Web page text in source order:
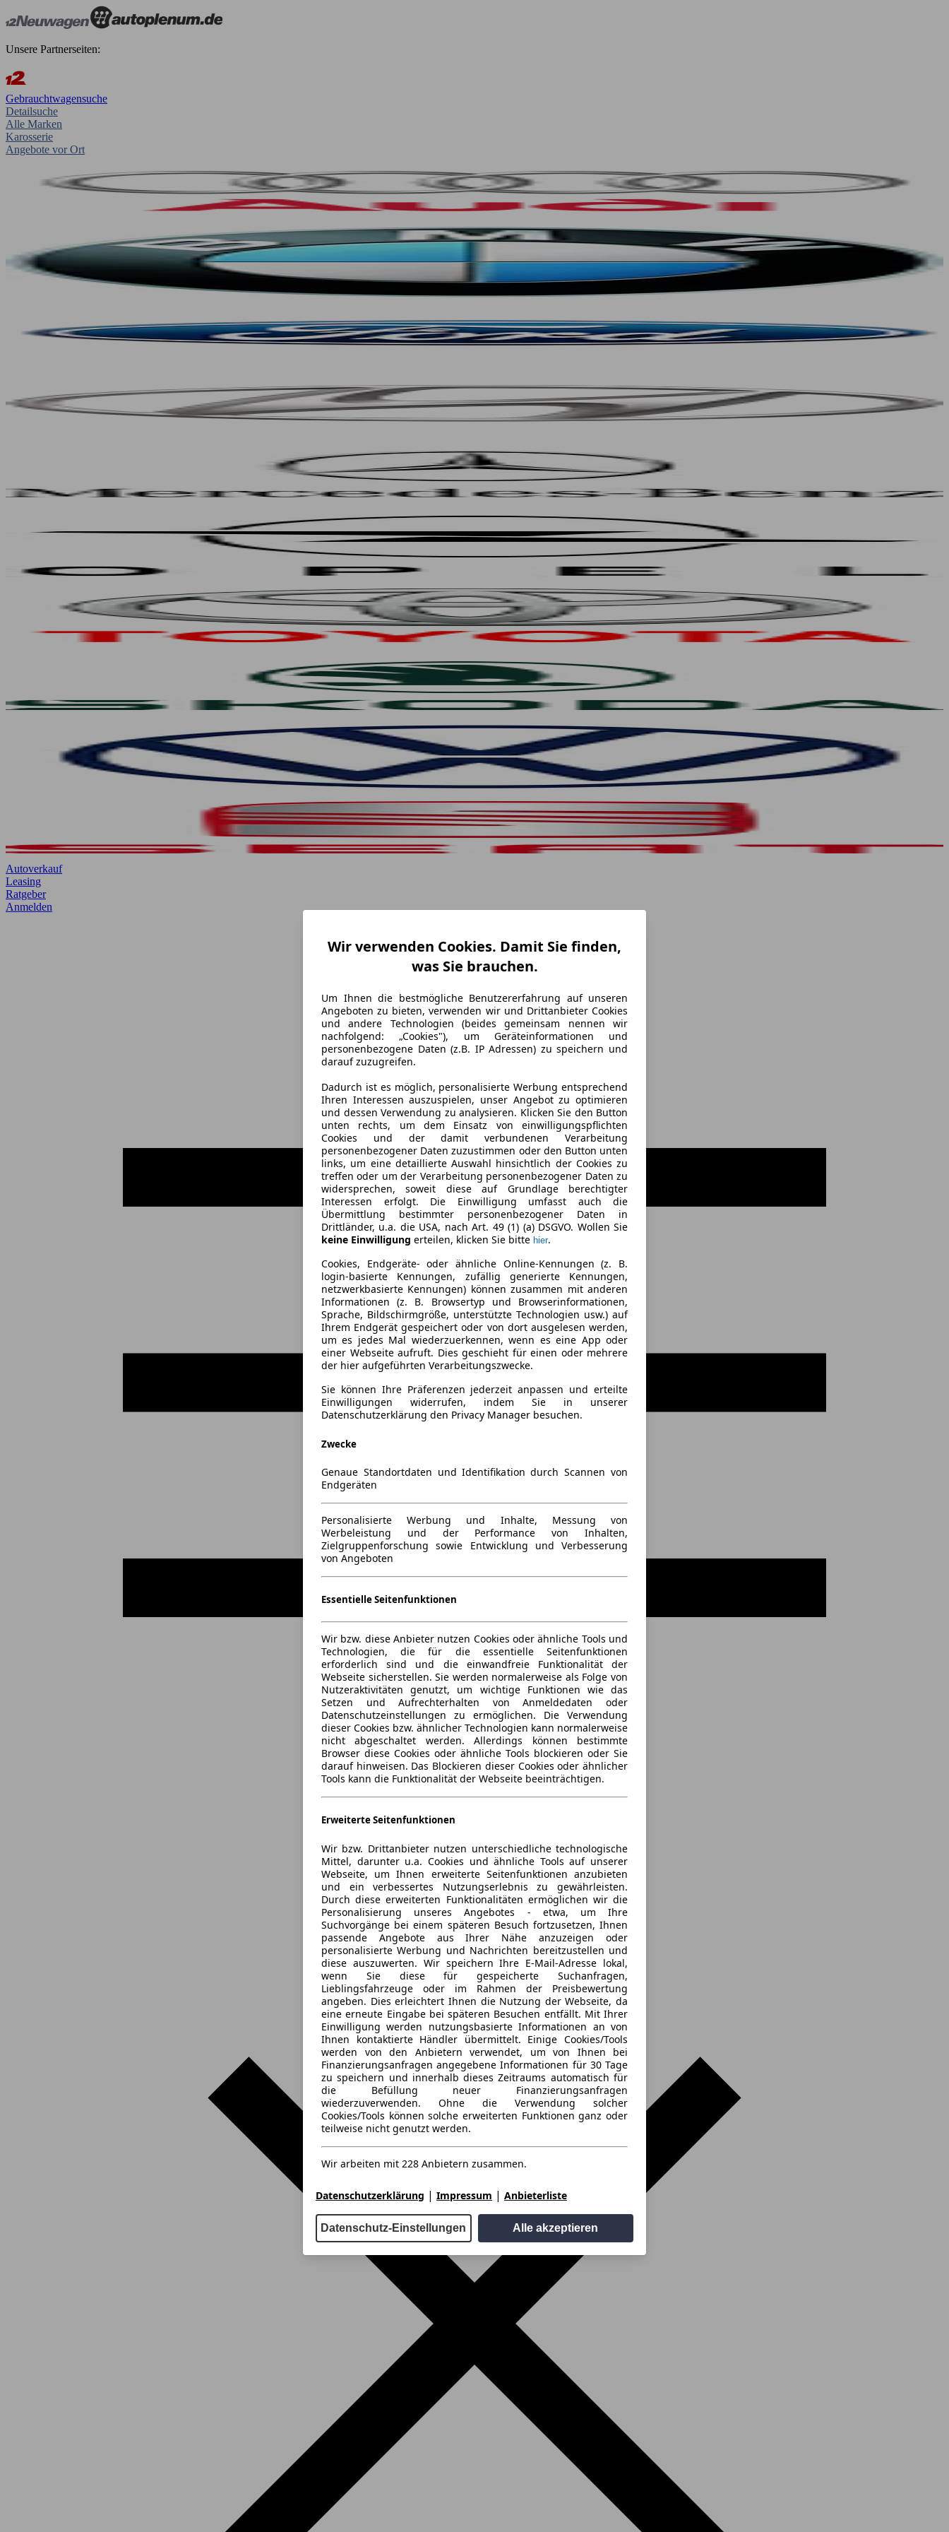
Unsere Partnerseiten:
Gebrauchtwagensuche
Detailsuche
Alle Marken
Karosserie
Angebote vor Ort
Autoverkauf
Leasing
Ratgeber
Anmelden
Wir verwenden Cookies. Damit Sie finden,
was Sie brauchen.
Um Ihnen die bestmögliche Benutzererfahrung auf unseren
Angeboten zu bieten, verwenden wir und Drittanbieter Cookies
und andere Technologien (beides gemeinsam nennen wir
nachfolgend: „Cookies"), um Geräteinformationen und
personenbezogene Daten (z.B. IP Adressen) zu speichern und
darauf zuzugreifen.
Dadurch ist es möglich, personalisierte Werbung entsprechend
Ihren Interessen auszuspielen, unser Angebot zu optimieren
und dessen Verwendung zu analysieren. Klicken Sie den Button
unten rechts, um dem Einsatz von einwilligungspflichten
Cookies und der damit verbundenen Verarbeitung
personenbezogener Daten zuzustimmen oder den Button unten
links, um eine detaillierte Auswahl hinsichtlich der Cookies zu
treffen oder um der Verarbeitung personenbezogener Daten zu
widersprechen, soweit diese auf Grundlage berechtigter
Interessen erfolgt. Die Einwilligung umfasst auch die
Übermittlung bestimmter personenbezogener Daten in
Drittländer, u.a. die USA, nach Art. 49 (1) (a) DSGVO. Wollen Sie
keine Einwilligung erteilen, klicken Sie bitte hier.
Cookies, Endgeräte- oder ähnliche Online-Kennungen (z. B.
login-basierte Kennungen, zufällig generierte Kennungen,
netzwerkbasierte Kennungen) können zusammen mit anderen
Informationen (z. B. Browsertyp und Browserinformationen,
Sprache, Bildschirmgröße, unterstützte Technologien usw.) auf
Ihrem Endgerät gespeichert oder von dort ausgelesen werden,
um es jedes Mal wiederzuerkennen, wenn es eine App oder
einer Webseite aufruft. Dies geschieht für einen oder mehrere
der hier aufgeführten Verarbeitungszwecke.
Sie können Ihre Präferenzen jederzeit anpassen und erteilte
Einwilligungen widerrufen, indem Sie in unserer
Datenschutzerklärung den Privacy Manager besuchen.
Zwecke
Genaue Standortdaten und Identifikation durch Scannen von
Endgeräten
Personalisierte Werbung und Inhalte, Messung von
Werbeleistung und der Performance von Inhalten,
Zielgruppenforschung sowie Entwicklung und Verbesserung
von Angeboten
Essentielle Seitenfunktionen
Wir bzw. diese Anbieter nutzen Cookies oder ähnliche Tools und
Technologien, die für die essentielle Seitenfunktionen
erforderlich sind und die einwandfreie Funktionalität der
Webseite sicherstellen. Sie werden normalerweise als Folge von
Nutzeraktivitäten genutzt, um wichtige Funktionen wie das
Setzen und Aufrechterhalten von Anmeldedaten oder
Datenschutzeinstellungen zu ermöglichen. Die Verwendung
dieser Cookies bzw. ähnlicher Technologien kann normalerweise
nicht abgeschaltet werden. Allerdings können bestimmte
Browser diese Cookies oder ähnliche Tools blockieren oder Sie
darauf hinweisen. Das Blockieren dieser Cookies oder ähnlicher
Tools kann die Funktionalität der Webseite beeinträchtigen.
Erweiterte Seitenfunktionen
Wir bzw. Drittanbieter nutzen unterschiedliche technologische
Mittel, darunter u.a. Cookies und ähnliche Tools auf unserer
Webseite, um Ihnen erweiterte Seitenfunktionen anzubieten
und ein verbessertes Nutzungserlebnis zu gewährleisten.
Durch diese erweiterten Funktionalitäten ermöglichen wir die
Personalisierung unseres Angebotes - etwa, um Ihre
Suchvorgänge bei einem späteren Besuch fortzusetzen, Ihnen
passende Angebote aus Ihrer Nähe anzuzeigen oder
personalisierte Werbung und Nachrichten bereitzustellen und
diese auszuwerten. Wir speichern Ihre E-Mail-Adresse lokal,
wenn Sie diese für gespeicherte Suchanfragen,
Lieblingsfahrzeuge oder im Rahmen der Preisbewertung
angeben. Dies erleichtert Ihnen die Nutzung der Webseite, da
eine erneute Eingabe bei späteren Besuchen entfällt. Mit Ihrer
Einwilligung werden nutzungsbasierte Informationen an von
Ihnen kontaktierte Händler übermittelt. Einige Cookies/Tools
werden von den Anbietern verwendet, um von Ihnen bei
Finanzierungsanfragen angegebene Informationen für 30 Tage
zu speichern und innerhalb dieses Zeitraums automatisch für
die Befüllung neuer Finanzierungsanfragen
wiederzuverwenden. Ohne die Verwendung solcher
Cookies/Tools können solche erweiterten Funktionen ganz oder
teilweise nicht genutzt werden.
Wir arbeiten mit 228 Anbietern zusammen.
Datenschutzerklärung | Impressum | Anbieterliste
Datenschutz-Einstellungen Alle akzeptieren